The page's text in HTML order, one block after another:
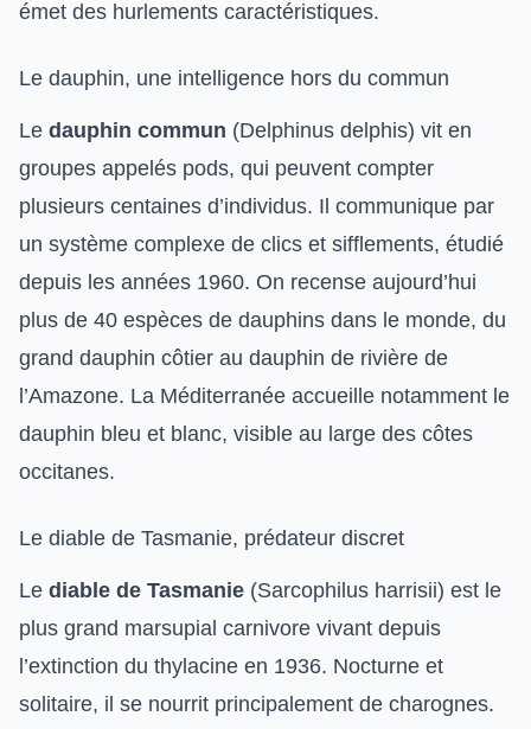
émet des hurlements caractéristiques.
Le dauphin, une intelligence hors du commun
Le dauphin commun (Delphinus delphis) vit en
groupes appelés pods, qui peuvent compter
plusieurs centaines d’individus. Il communique par
un système complexe de clics et sifflements, étudié
depuis les années 1960. On recense aujourd’hui
plus de 40 espèces de dauphins dans le monde, du
grand dauphin côtier au dauphin de rivière de
l’Amazone. La Méditerranée accueille notamment le
dauphin bleu et blanc, visible au large des côtes
occitanes.
Le diable de Tasmanie, prédateur discret
Le diable de Tasmanie (Sarcophilus harrisii) est le
plus grand marsupial carnivore vivant depuis
l’extinction du thylacine en 1936. Nocturne et
solitaire, il se nourrit principalement de charognes.